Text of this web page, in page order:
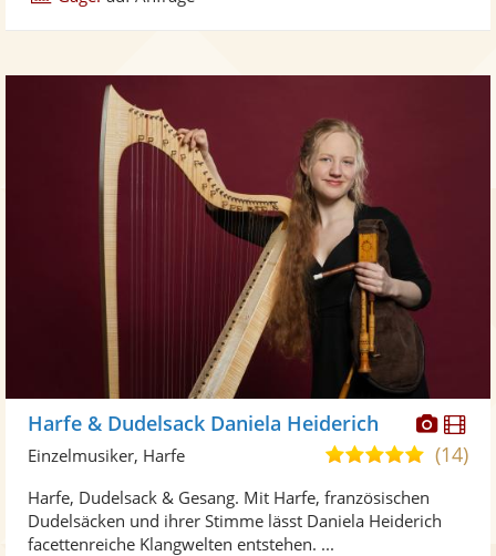
Harfe & Dudelsack Daniela Heiderich
4,9
5
(14)
Einzelmusiker, Harfe
Harfe, Dudelsack & Gesang. Mit Harfe, französischen
Dudelsäcken und ihrer Stimme lässt Daniela Heiderich
facettenreiche Klangwelten entstehen. ...